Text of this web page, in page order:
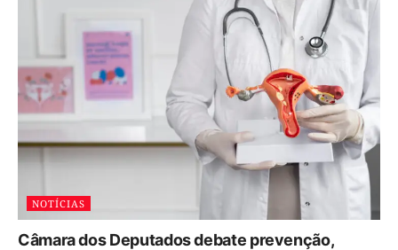
NOTÍCIAS
Câmara dos Deputados debate prevenção,